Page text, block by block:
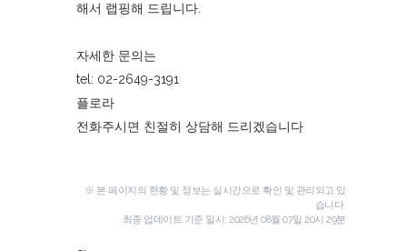
해서 랩핑해 드립니다.
자세한 문의는
tel: 02-2649-3191
플로라
전화주시면 친절히 상담해 드리겠습니다
※ 본 페이지의 현황 및 정보는 실시간으로 확인 및 관리되고 있
습니다.
최종 업데이트 기준 일시:2026년 08월 07일 20시 29분